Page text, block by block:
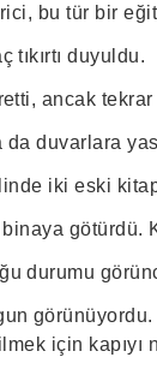
bu tür bir
tıkırtı duyuldu.
ancak
duvarlara
iki eski
binaya götürdü.
durumu
için